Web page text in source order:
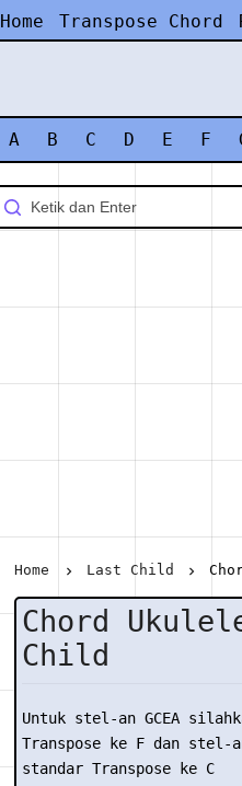
Home Transpose Chord
A B C D E F
Home Last Child
Chord
Child
Untuk stel-an GCEA
Transpose ke F dan stel-
standar Transpose ke C